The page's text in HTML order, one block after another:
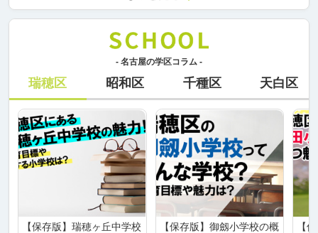
- 名古屋の学区コラム -
瑞穂区 昭和区 千種区 天白区
【保存版】瑞穂ヶ丘中学校
【保存版】御劔小学校の概
【